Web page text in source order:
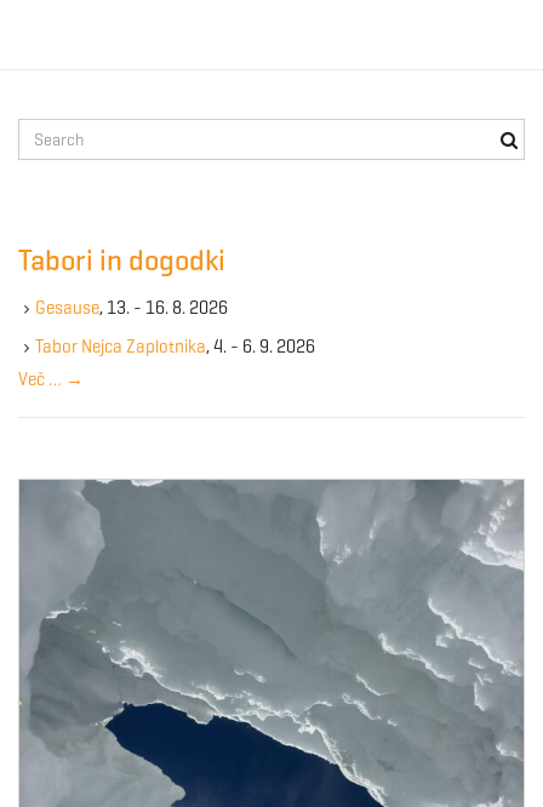
e
e
y
w
r
Tabori in dogodki
Gesause, 13. - 16. 8. 2026
Tabor Nejca Zaplotnika, 4. - 6. 9. 2026
Več … →